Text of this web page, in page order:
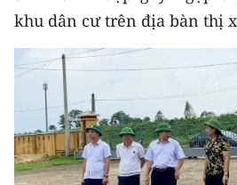
Media Chính trị
Media Kinh tế
Media Văn hóa
Media Xã hội
Media Pháp luật
khu dân cư trên địa bàn thị